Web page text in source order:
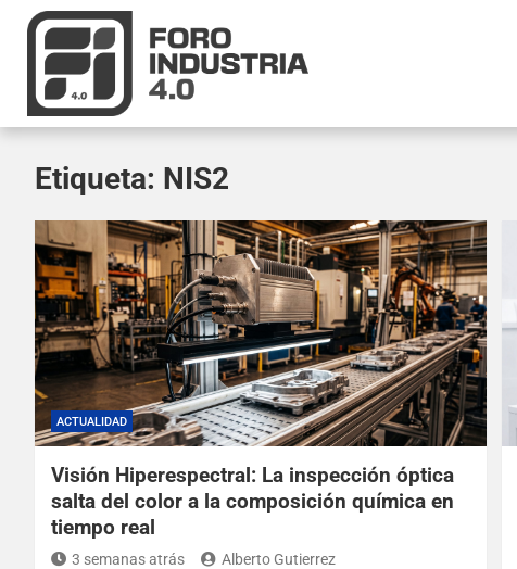
Etiqueta: NIS2
ACTUALIDAD
Visión Hiperespectral: La inspección óptica
salta del color a la composición química en
tiempo real
3 semanas atrás Alberto Gutierrez